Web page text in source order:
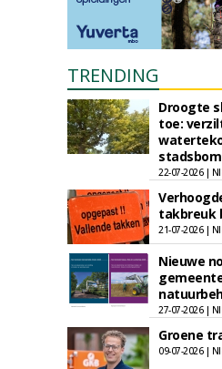
TRENDING
Droogte
toe:
22-07-2026 |
takbreuk
21-07-2026 |
Nieuwe
27-07-2026 |
Groene
09-07-2026 |